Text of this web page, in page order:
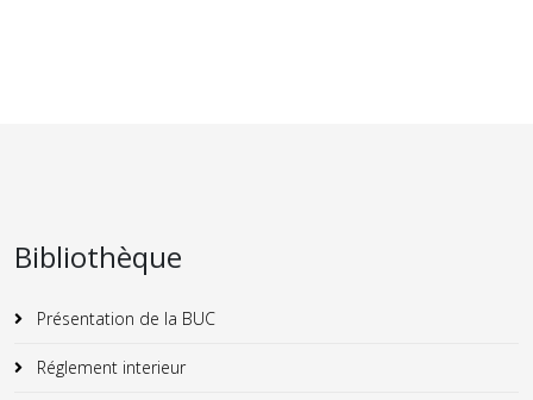
Bibliothèque
Présentation de la BUC
Réglement interieur